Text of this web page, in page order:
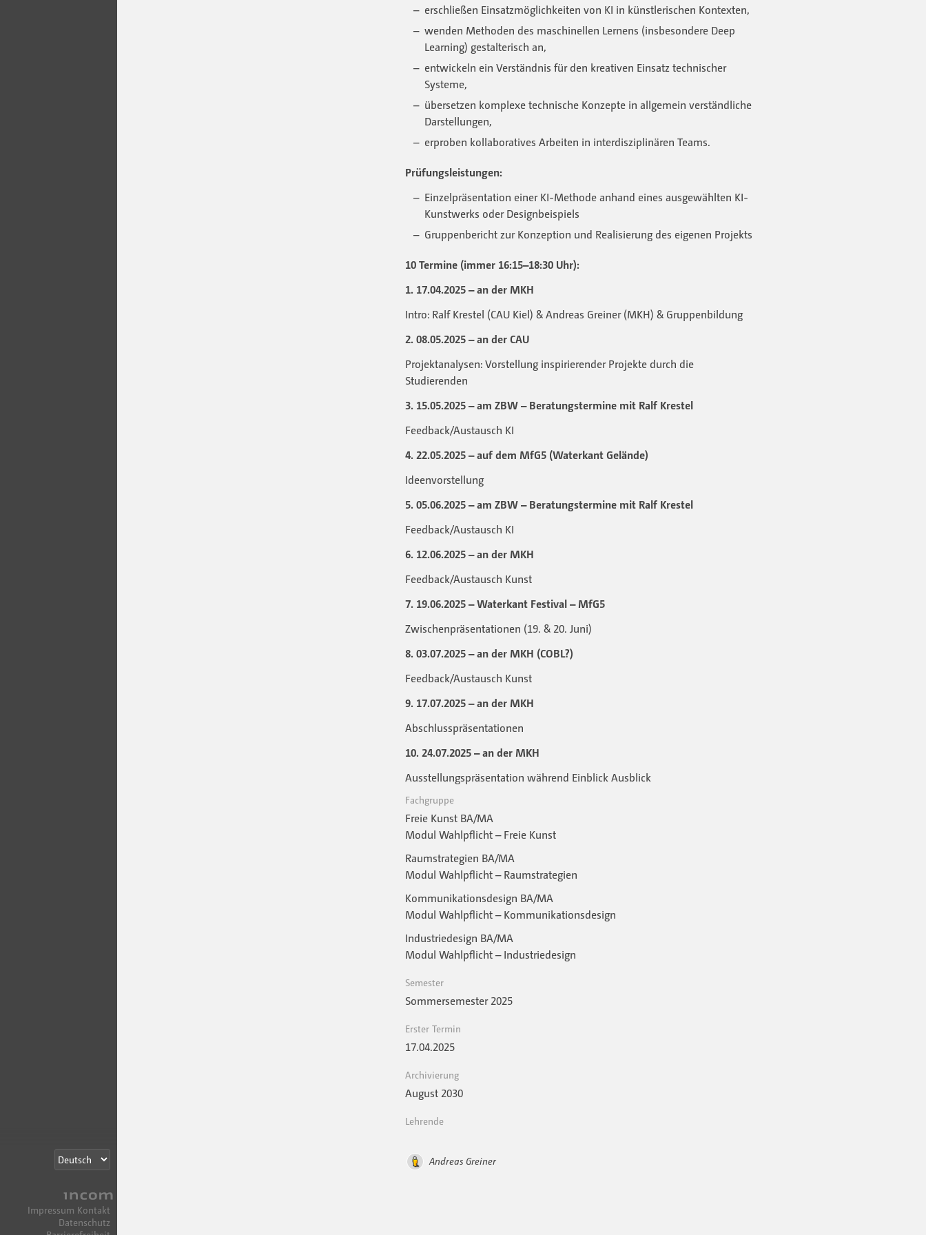
Impressum Kontakt
Datenschutz
erschließen Einsatzmöglichkeiten von KI in künstlerischen Kontexten,
wenden Methoden des maschinellen Lernens (insbesondere Deep
Learning) gestalterisch an,
entwickeln ein Verständnis für den kreativen Einsatz technischer
Systeme,
übersetzen komplexe technische Konzepte in allgemein verständliche
Darstellungen,
erproben kollaboratives Arbeiten in interdisziplinären Teams.
Prüfungsleistungen:
Einzelpräsentation einer KI-Methode anhand eines ausgewählten KI-
Kunstwerks oder Designbeispiels
Gruppenbericht zur Konzeption und Realisierung des eigenen Projekts
10 Termine (immer 16:15–18:30 Uhr):
1. 17.04.2025 – an der MKH
Intro: Ralf Krestel (CAU Kiel) & Andreas Greiner (MKH) & Gruppenbildung
2. 08.05.2025 – an der CAU
Projektanalysen: Vorstellung inspirierender Projekte durch die
Studierenden
3. 15.05.2025 – am ZBW – Beratungstermine mit Ralf Krestel
Feedback/Austausch KI
4. 22.05.2025 – auf dem MfG5 (Waterkant Gelände)
Ideenvorstellung
5. 05.06.2025 – am ZBW – Beratungstermine mit Ralf Krestel
Feedback/Austausch KI
6. 12.06.2025 – an der MKH
Feedback/Austausch Kunst
7. 19.06.2025 – Waterkant Festival – MfG5
Zwischenpräsentationen (19. & 20. Juni)
8. 03.07.2025 – an der MKH (COBL?)
Feedback/Austausch Kunst
9. 17.07.2025 – an der MKH
Abschlusspräsentationen
10. 24.07.2025 – an der MKH
Ausstellungspräsentation während Einblick Ausblick
Fachgruppe
Freie Kunst BA/MA
Modul Wahlpflicht – Freie Kunst
Raumstrategien BA/MA
Modul Wahlpflicht – Raumstrategien
Kommunikationsdesign BA/MA
Modul Wahlpflicht – Kommunikationsdesign
Industriedesign BA/MA
Modul Wahlpflicht – Industriedesign
Semester
Sommersemester 2025
Erster Termin
17.04.2025
Archivierung
August 2030
Lehrende
Andreas Greiner